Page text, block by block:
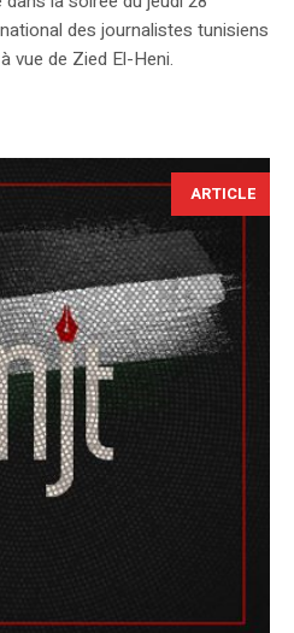
des journalistes tunisiens
vue de Zied El-Heni.
ARTICLE